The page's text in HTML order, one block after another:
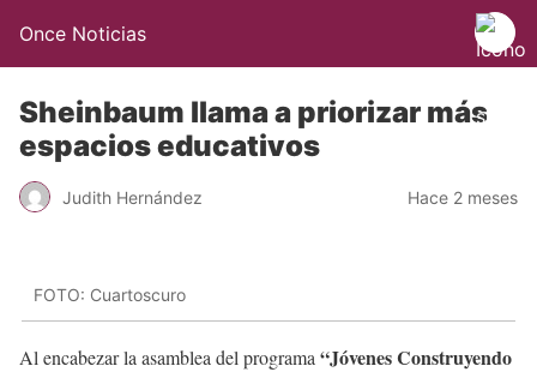
Once Noticias
Sheinbaum llama a priorizar más
espacios educativos
Judith Hernández Hace 2 meses
FOTO: Cuartoscuro
Al encabezar la asamblea del programa “Jóvenes Construyendo